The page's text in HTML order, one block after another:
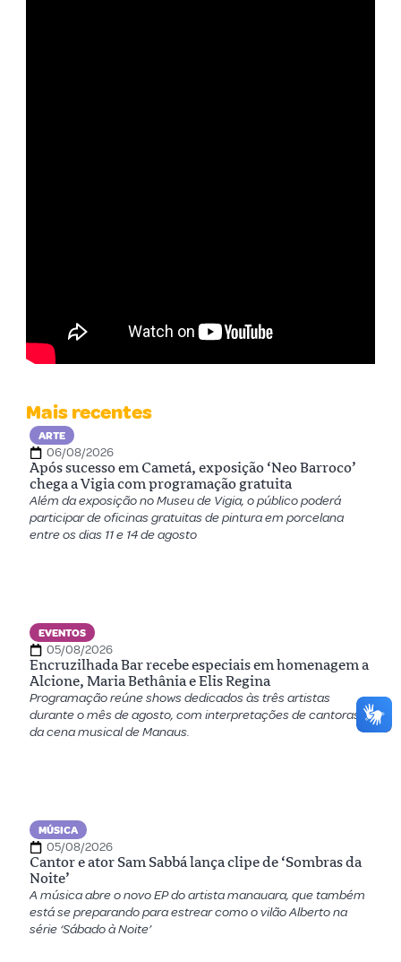
Mais recentes
ARTE
06/08/2026
Após sucesso em Cametá, exposição ‘Neo Barroco’
chega a Vigia com programação gratuita
Além da exposição no Museu de Vigia, o público poderá
participar de oficinas gratuitas de pintura em porcelana
entre os dias 11 e 14 de agosto
EVENTOS
05/08/2026
Encruzilhada Bar recebe especiais em homenagem a
Alcione, Maria Bethânia e Elis Regina
Programação reúne shows dedicados às três artistas
durante o mês de agosto, com interpretações de cantoras
da cena musical de Manaus.
MÚSICA
05/08/2026
Cantor e ator Sam Sabbá lança clipe de ‘Sombras da
Noite’
A música abre o novo EP do artista manauara, que também
está se preparando para estrear como o vilão Alberto na
série ‘Sábado à Noite’